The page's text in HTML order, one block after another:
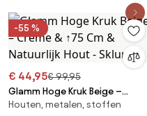
-55 %
€ 44,95€ 99,95
Glamm Hoge Kruk Beige –
Crème & ↑75 Cm & Natuurlijk
Houten, metalen, stoffen